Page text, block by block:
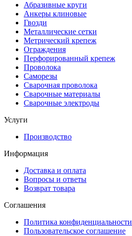
Абразивные круги
Анкеры клиновые
Гвозди
Металлические сетки
Метрический крепеж
Ограждения
Перфорированный крепеж
Проволока
Саморезы
Сварочная проволока
Сварочные материалы
Сварочные электроды
Услуги
Производство
Информация
Доставка и оплата
Вопросы и ответы
Возврат товара
Соглашения
Политика конфиденциальности
Пользовательское соглашение